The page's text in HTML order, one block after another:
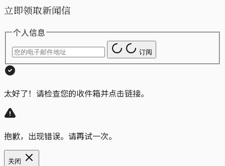
立即领取新闻信
个人信息
订阅
太好了！请检查您的收件箱并点击链接。
抱歉，出现错误。请再试一次。
关闭